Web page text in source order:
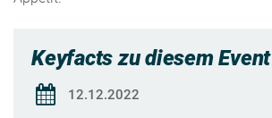
Keyfacts zu diesem Event
12.12.2022